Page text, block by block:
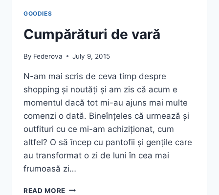
GOODIES
Cumpărături de vară
By Federova July 9, 2015
N-am mai scris de ceva timp despre
shopping și noutăți și am zis că acum e
momentul dacă tot mi-au ajuns mai multe
comenzi o dată. Bineînțeles că urmează și
outfituri cu ce mi-am achiziționat, cum
altfel? O să încep cu pantofii și gențile care
au transformat o zi de luni în cea mai
frumoasă zi…
READ MORE CUMPĂRĂTURI